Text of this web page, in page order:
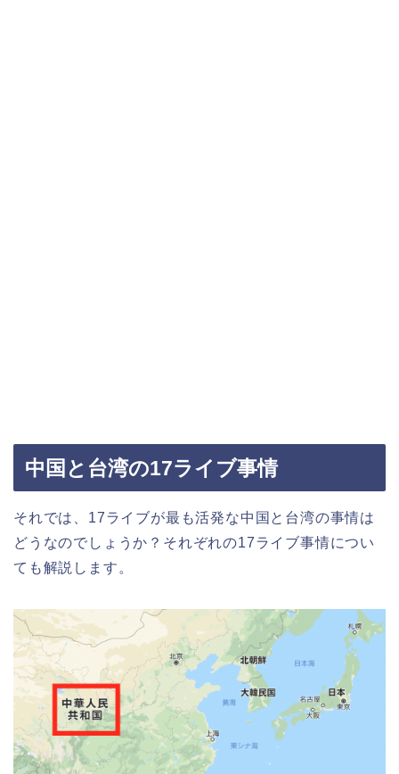
中国と台湾の17ライブ事情
それでは、17ライブが最も活発な中国と台湾の事情は
どうなのでしょうか？それぞれの17ライブ事情につい
ても解説します。